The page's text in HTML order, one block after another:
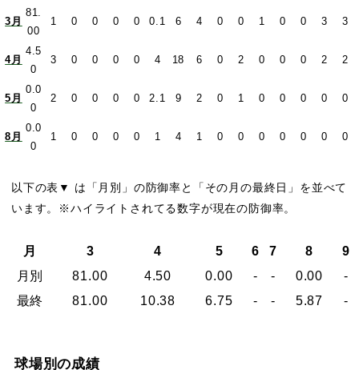
3月
81.
00
1 0 0 0 0 0.1 6 4 0 0 1 0 0 3 3
4月
4.5
0
3 0 0 0 0 4 18 6 0 2 0 0 0 2 2
5月
0.0
0
2 0 0 0 0 2.1 9 2 0 1 0 0 0 0 0
8月
0.0
0
1 0 0 0 0 1 4 1 0 0 0 0 0 0 0
以下の表▼ は「月別」の防御率と「その月の最終日」を並べて
います。※ハイライトされてる数字が現在の防御率。
月 3 4 5 6 7 8
9
月別
81.00 4.50 0.00 - - 0.00
-
最終
81.00 10.38 6.75 - - 5.87 -
球場別の成績